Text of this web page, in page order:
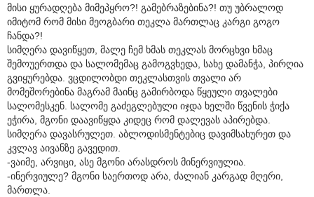
მისი ყურადღება მიმეპყრო?! გამებრაზებინა?! თუ უბრალოდ
იმიტომ რომ მისი მეოგბარი თეკლა მართლაც კარგი გოგო
ჩანდა?!
სიმღერა დავიწყეთ, მალე ჩემ ხმას თეკლას მორცხვი ხმაც
შემოუერთდა და სალომემაც გამოგვხედა, სახე დამანჭა, პირღია
გვიყურებდა. ვცდილობდი თეკლასთვის თვალი არ
მომეშორებინა მაგრამ მაინც გამირბოდა წყეული თვალები
სალომესკენ. სალომე გაძეგლებული იჯდა ხელში წვენის ჭიქა
ეჭირა, მგონი დაავიწყდა კიდეც რომ დალევას აპირებდა.
სიმღერა დავასრულეთ. აბლოდისმენტებიც დავიმსახურეთ და
კვლავ აივანზე გავედით.
-ვაიმე, არვიცი, ასე მგონი არასდროს მინერვიულია.
-ინერვიულე? მგონი საერთოდ არა, ძალიან კარგად მღერი,
მართლა.